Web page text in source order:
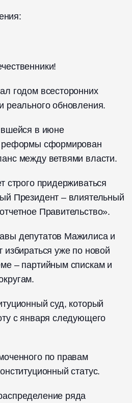
годом всесторонних
реального обновления.
в июне
реформы сформирован
между ветвями власти.
строго придерживаться
Президент – влиятельный
Правительство».
депутатов Мажилиса и
избираться уже по новой
– партийным спискам и
суд, который
с января следующего
по правам
статус.
ряда